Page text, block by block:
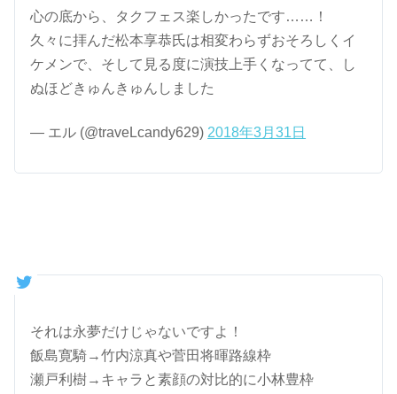
心の底から、タクフェス楽しかったです……！
久々に拝んだ松本享恭氏は相変わらずおそろしくイ
ケメンで、そして見る度に演技上手くなってて、し
ぬほどきゅんきゅんしました
— エル (@traveLcandy629) 2018年3月31日
それは永夢だけじゃないですよ！
飯島寛騎→竹内涼真や菅田将暉路線枠
瀬戸利樹→キャラと素顔の対比的に小林豊枠